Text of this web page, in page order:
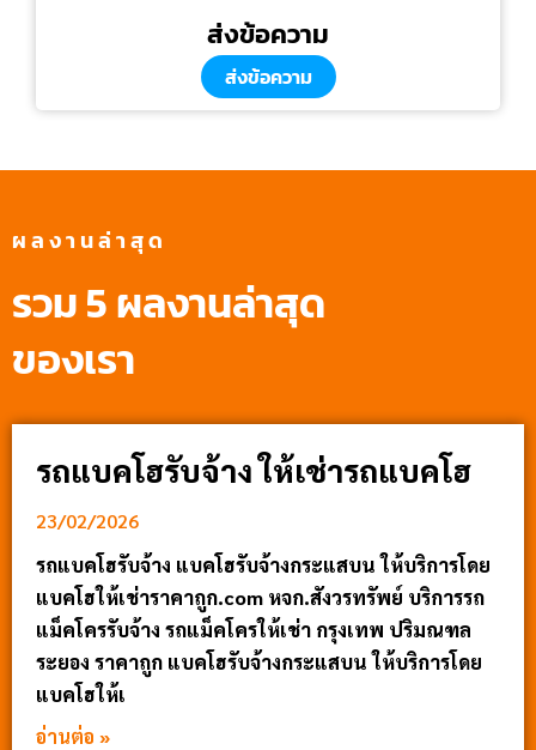
ส่งข้อความ
ส่งข้อความ
ผลงานล่าสุด
รวม 5 ผลงานล่าสุด
ของเรา
รถแบคโฮรับจ้าง ให้เช่ารถแบคโฮ
23/02/2026
รถแบคโฮรับจ้าง แบคโฮรับจ้างกระแสบน ให้บริการโดย
แบคโฮให้เช่าราคาถูก.com หจก.สังวรทรัพย์ บริการรถ
แม็คโครรับจ้าง รถแม็คโครให้เช่า กรุงเทพ ปริมณฑล
ระยอง ราคาถูก แบคโฮรับจ้างกระแสบน ให้บริการโดย
แบคโฮให้เ
อ่านต่อ »